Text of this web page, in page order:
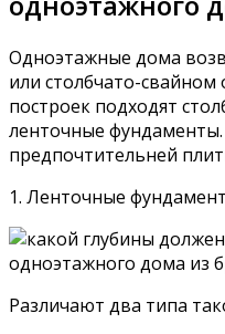
Одноэтажные дома
или столбчато-свайном
построек подходят
ленточные
предпочтительней
1. Ленточные
Различают два типа